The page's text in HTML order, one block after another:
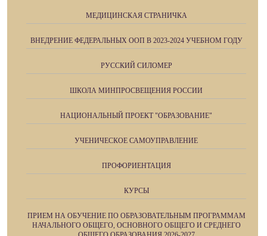
МЕДИЦИНСКАЯ СТРАНИЧКА
ВНЕДРЕНИЕ ФЕДЕРАЛЬНЫХ ООП В 2023-2024 УЧЕБНОМ ГОДУ
РУССКИЙ СИЛОМЕР
ШКОЛА МИНПРОСВЕЩЕНИЯ РОССИИ
НАЦИОНАЛЬНЫЙ ПРОЕКТ "ОБРАЗОВАНИЕ"
УЧЕНИЧЕСКОЕ САМОУПРАВЛЕНИЕ
ПРОФОРИЕНТАЦИЯ
КУРСЫ
ПРИЕМ НА ОБУЧЕНИЕ ПО ОБРАЗОВАТЕЛЬНЫМ ПРОГРАММАМ
НАЧАЛЬНОГО ОБЩЕГО, ОСНОВНОГО ОБЩЕГО И СРЕДНЕГО